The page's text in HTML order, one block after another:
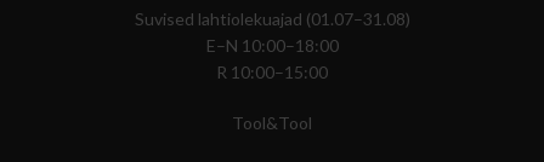
Suvised lahtiolekuajad (01.07–31.08)
E–N 10:00–18:00
R 10:00–15:00
Tool&Tool